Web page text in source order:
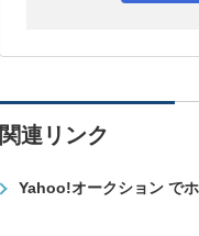
関連リンク
Yahoo!オークション で